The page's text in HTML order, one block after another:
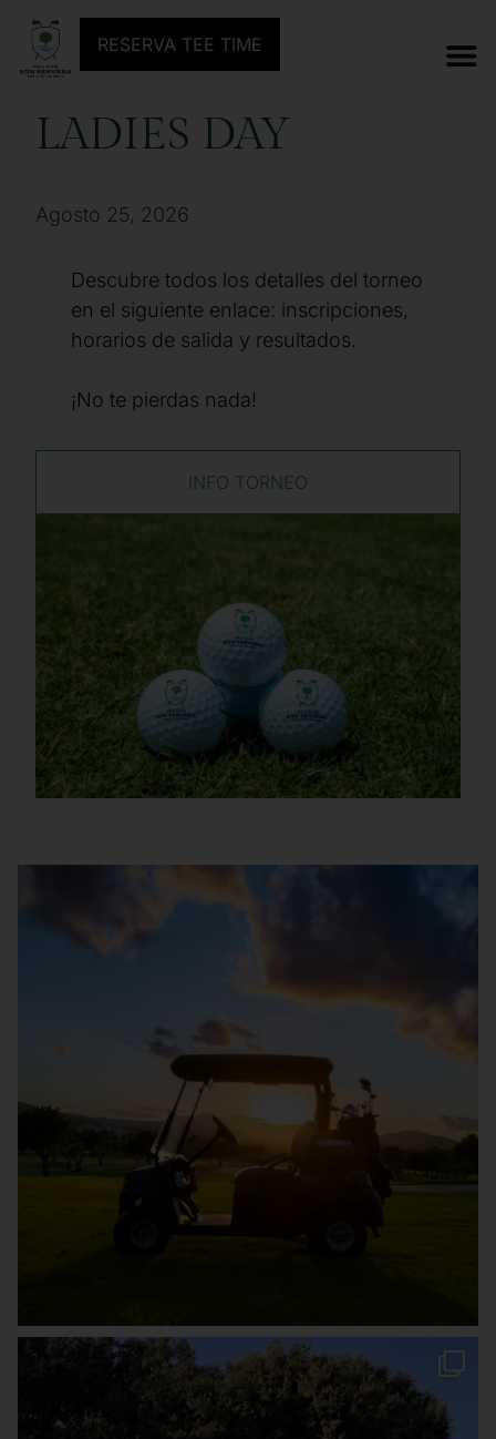
RESERVA TEE TIME
ANTERIOR TORNEO
LADIES DAY
Agosto 25, 2026
Descubre todos los detalles del torneo
en el siguiente enlace: inscripciones,
horarios de salida y resultados.
¡No te pierdas nada!
INFO TORNEO